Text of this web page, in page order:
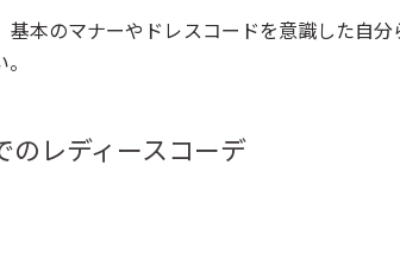
本のマナーやドレスコードを意識した自分
のレディースコーデ